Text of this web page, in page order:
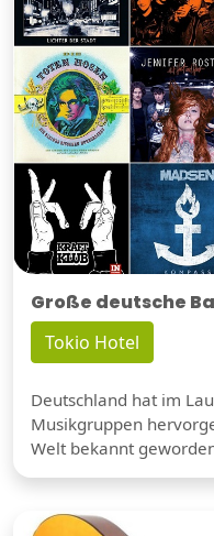
Große deutsche
Tokio Hotel
Deutschland hat im
Musikgruppen
Welt bekannt